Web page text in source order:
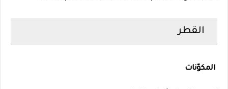
القطر
المكوّنات